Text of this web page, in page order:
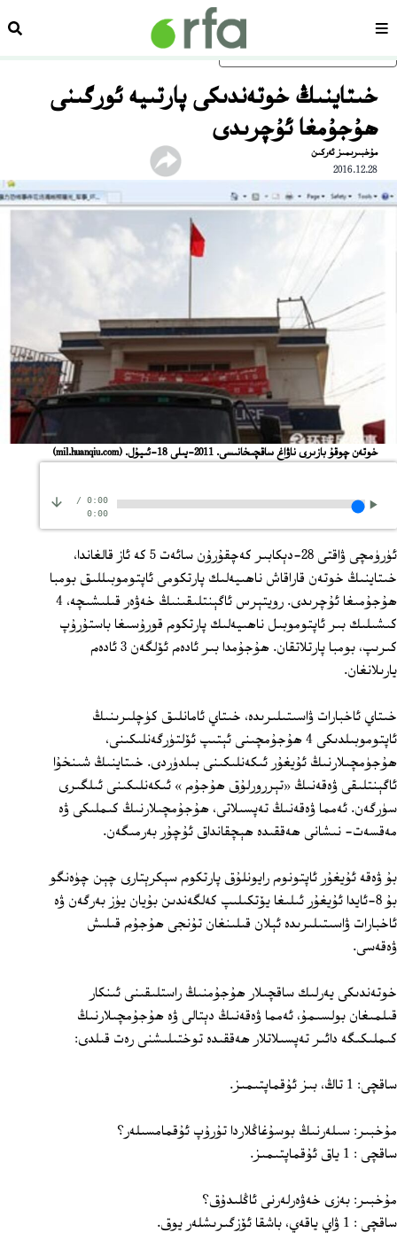
ئاساسلىق مەزمۇنغا ئاتلاڭسەھىپە
خىتاينىڭ خوتەندىكى پارتىيە ئورگىنى
ھۇجۇمغا ئۇچرىدى
مۇخبىرىمىز ئەركىن
2016.12.28
خوتەن چوقۇ بازىرى ناۋاغ ساقچىخانىسى. 2011-يىلى 18-ئىيۇل. (mil.huanqiu.com)
0:00
/
0:00
ئۈرۈمچى ۋاقتى 28‏-دېكابىر كەچقۇرۇن سائەت 5 كە ئاز قالغاندا،
خىتاينىڭ خوتەن قاراقاش ناھىيەلىك پارتكومى ئاپتوموبىللىق بومبا
ھۇجۇمىغا ئۇچرىدى. رويتېرس ئاگېنتلىقىنىڭ خەۋەر قىلىشىچە، 4
كىشىلىك بىر ئاپتوموبىل ناھىيەلىك پارتكوم قورۇسىغا باستۇرۇپ
كىرىپ، بومبا پارتلاتقان. ھۇجۇمدا بىر ئادەم ئۆلگەن 3 ئادەم
يارىلانغان.
خىتاي ئاخبارات ۋاسىتىلىرىدە، خىتاي ئامانلىق كۈچلىرىنىڭ
ئاپتوموبىلدىكى 4 ھۇجۇمچىنى ئېتىپ ئۆلتۈرگەنلىكىنى،
ھۇجۈمچىلارنىڭ ئۇيغۇر ئىكەنلىكىنى بىلدۈردى. خىتاينىڭ شىنخۇا
ئاگېنتلىقى ۋەقەنىڭ «تېررورلۇق ھۇجۇم » ئىكەنلىكىنى ئىلگىرى
سۈرگەن. ئەمما ۋەقەنىڭ تەپسىلاتى، ھۇجۇمچىلارنىڭ كىملىكى ۋە
مەقسەت‏- نىشانى ھەققىدە ھېچقانداق ئۇچۇر بەرمىگەن.
بۇ ۋەقە ئۇيغۇر ئاپتونوم رايونلۇق پارتكوم سېكرېتارى چېن چۈەنگو
بۇ 8‏-ئايدا ئۇيغۇر ئىلىغا يۆتكىلىپ كەلگەندىن بۇيان يۈز بەرگەن ۋە
ئاخبارات ۋاسىتىلىرىدە ئېلان قىلىنغان تۇنجى ھۇجۇم قىلىش
ۋەقەسى.
خوتەندىكى يەرلىك ساقچىلار ھۇجۇمنىڭ راستلىقىنى ئىنكار
قىلمىغان بولسىمۇ، ئەمما ۋەقەنىڭ دېتالى ۋە ھۇجۇمچىلارنىڭ
كىملىكىگە دائىر تەپسىلاتلار ھەققىدە توختىلىشنى رەت قىلدى:
ساقچى: 1 تاڭ، بىز ئۇقماپتىمىز.
مۇخبىر: سىلەرنىڭ بوسۇغاڭلاردا تۇرۇپ ئۇقمامسىلەر؟
ساقچى : 1 ياق ئۇقماپتىمىز.
مۇخبىر: بەزى خەۋەرلەرنى ئاڭلىدۇق؟
ساقچى : 1 ۋاي ياقەي، باشقا ئۆزگىرىشلەر يوق.